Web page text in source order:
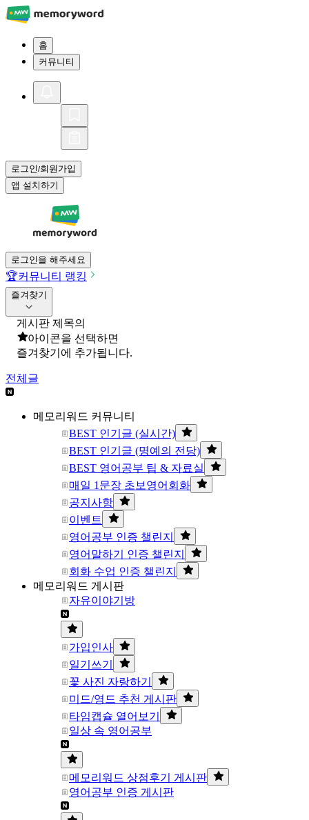
홈
커뮤니티
로그인/회원가입
앱 설치하기
로그인을 해주세요
🏆커뮤니티 랭킹
즐겨찾기
게시판 제목의
아이콘을 선택하면
즐겨찾기에 추가됩니다.
전체글
메모리워드 커뮤니티
BEST 인기글 (실시간)
BEST 인기글 (명예의 전당)
BEST 영어공부 팁 & 자료실
매일 1문장 초보영어회화
공지사항
이벤트
영어공부 인증 챌린지
영어말하기 인증 챌린지
회화 수업 인증 챌린지
메모리워드 게시판
자유이야기방
가입인사
일기쓰기
꽃 사진 자랑하기
미드/영드 추천 게시판
타임캡슐 열어보기
일상 속 영어공부
메모리워드 상점후기 게시판
영어공부 인증 게시판